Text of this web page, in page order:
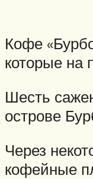
Кофе
которые на
Шесть
острове
Через
кофейные